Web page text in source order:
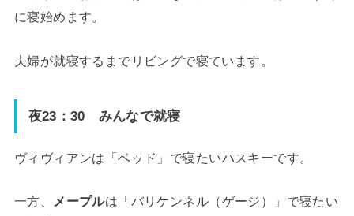
に寝始めます。
夫婦が就寝するまでリビングで寝ています。
夜23：30 みんなで就寝
ヴィヴィアンは「ベッド」で寝たいハスキーです。
一方、 メープルは「バリケンネル（ゲージ）」で寝たい